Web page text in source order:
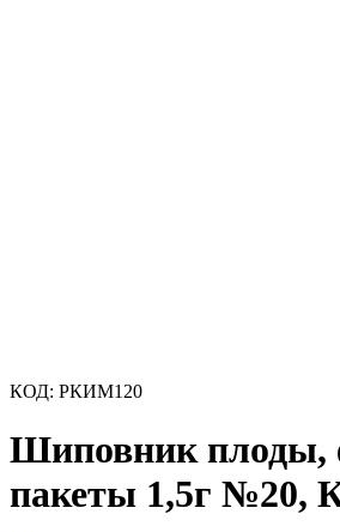
КОД: РКИМ120
Шиповник плоды,
пакеты 1,5г